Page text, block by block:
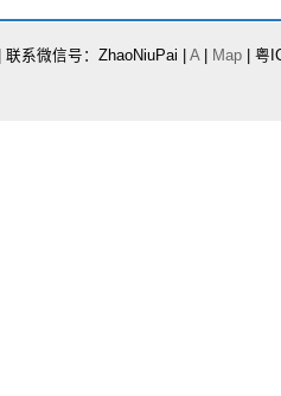
| 联系微信号：ZhaoNiuPai | A| Map | 粤